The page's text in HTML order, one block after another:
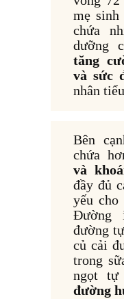
mẹ
chứa
dưỡng
tăng
và sức
nhân
Bên
chứa
và
đầy đủ
yếu cho
Đường
đường
củ cải
trong
ngọt
đường